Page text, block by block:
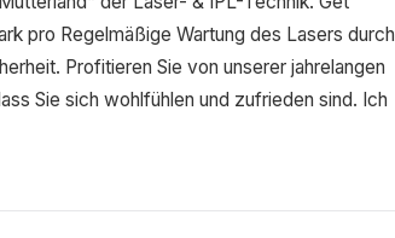
pro Regelmäßige Wartung des Lasers durch
Profitieren Sie von unserer jahrelangen
Sie sich wohlfühlen und zufrieden sind. Ich